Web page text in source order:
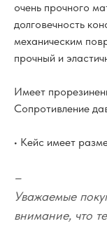
очень прочного
долговечность
механическим
прочный и
Имеет
Сопротивление
• Кейс имеет
–
Уважаемые
внимание, что